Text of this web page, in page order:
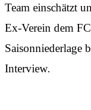
Team einschätzt
Ex-Verein dem
Saisonniederlage
Interview.